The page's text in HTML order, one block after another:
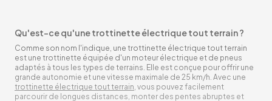
Qu'est-ce qu'une trottinette électrique tout terrain ?
Comme son nom l'indique, une trottinette électrique tout terrain
est une trottinette équipée d'un moteur électrique et de pneus
adaptés à tous les types de terrains. Elle est conçue pour offrir une
grande autonomie et une vitesse maximale de 25 km/h. Avec une
trottinette électrique tout terrain, vous pouvez facilement
parcourir de longues distances, monter des pentes abruptes et